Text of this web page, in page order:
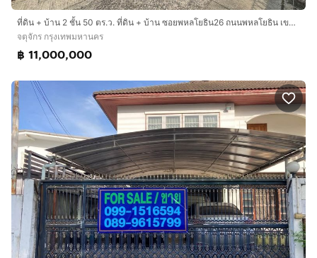
ที่ดิน + บ้าน 2 ชั้น 50 ตร.ว. ที่ดิน + บ้าน ซอยพหลโยธิน26 ถนนพหลโยธิน เขตจตุจักร กรุงเทพมหานคร
จตุจักร กรุงเทพมหานคร
฿ 11,000,000